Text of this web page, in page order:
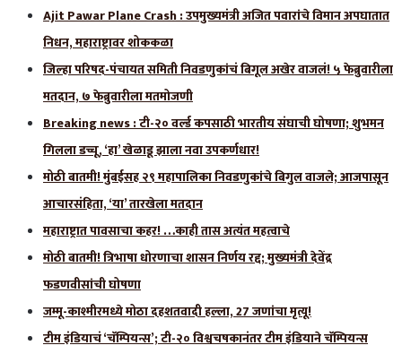
Ajit Pawar Plane Crash : उपमुख्यमंत्री अजित पवारांचे विमान अपघातात
निधन, महाराष्ट्रावर शोककळा
जिल्हा परिषद-पंचायत समिती निवडणुकांचं बिगूल अखेर वाजलं! ५ फेब्रुवारीला
मतदान, ७ फेब्रुवारीला मतमोजणी
Breaking news : टी-२० वर्ल्ड कपसाठी भारतीय संघाची घोषणा; शुभमन
गिलला डच्चू, ‘हा’ खेळाडू झाला नवा उपकर्णधार!
मोठी बातमी! मुंबईसह २९ महापालिका निवडणुकांचे बिगुल वाजले; आजपासून
आचारसंहिता, ‘या’ तारखेला मतदान
महाराष्ट्रात पावसाचा कहर! …काही तास अत्यंत महत्वाचे
मोठी बातमी! त्रिभाषा धोरणाचा शासन निर्णय रद्द; मुख्यमंत्री देवेंद्र
फडणवीसांची घोषणा
जम्मू-काश्मीरमध्ये मोठा दहशतवादी हल्ला, 27 जणांचा मृत्यू!
टीम इंडियाचं ‘चॅम्पियन्स’; टी-२० विश्वचषकानंतर टीम इंडियाने चॅम्पियन्स